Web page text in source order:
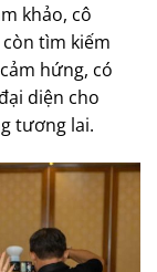
khảo, cô
tìm kiếm
hứng, có
diện cho
tương lai.